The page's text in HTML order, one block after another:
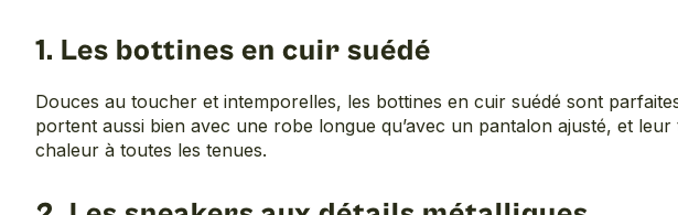
1. Les bottines en cuir suédé
Douces au toucher et intemporelles, les bottines en cuir suédé sont
portent aussi bien avec une robe longue qu’avec un pantalon ajusté, et
chaleur à toutes les tenues.